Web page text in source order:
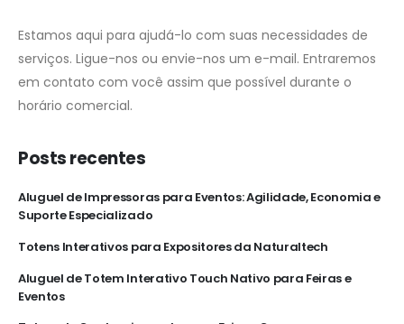
Estamos aqui para ajudá-lo com suas necessidades de
serviços. Ligue-nos ou envie-nos um e-mail. Entraremos
em contato com você assim que possível durante o
horário comercial.
Posts recentes
Aluguel de Impressoras para Eventos: Agilidade, Economia e
Suporte Especializado
Totens Interativos para Expositores da Naturaltech
Aluguel de Totem Interativo Touch Nativo para Feiras e
Eventos